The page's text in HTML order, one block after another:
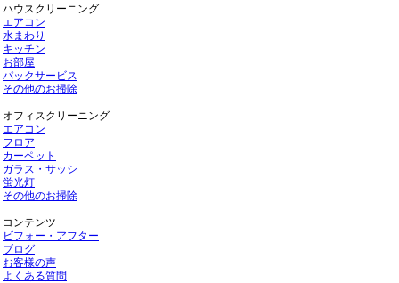
ハウスクリーニング
エアコン
水まわり
キッチン
お部屋
パックサービス
その他のお掃除
オフィスクリーニング
エアコン
フロア
カーペット
ガラス・サッシ
蛍光灯
その他のお掃除
コンテンツ
ビフォー・アフター
ブログ
お客様の声
よくある質問